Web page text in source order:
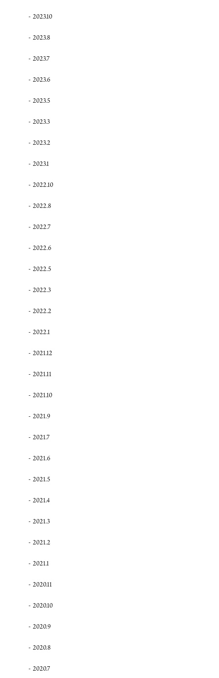
2023.10
2023.8
2023.7
2023.6
2023.5
2023.3
2023.2
2023.1
2022.10
2022.8
2022.7
2022.6
2022.5
2022.3
2022.2
2022.1
2021.12
2021.11
2021.10
2021.9
2021.7
2021.6
2021.5
2021.4
2021.3
2021.2
2021.1
2020.11
2020.10
2020.9
2020.8
2020.7